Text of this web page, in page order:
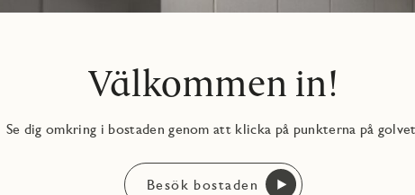
Välkommen in!
Se dig omkring i bostaden genom att klicka på punkterna på
Besök bostaden